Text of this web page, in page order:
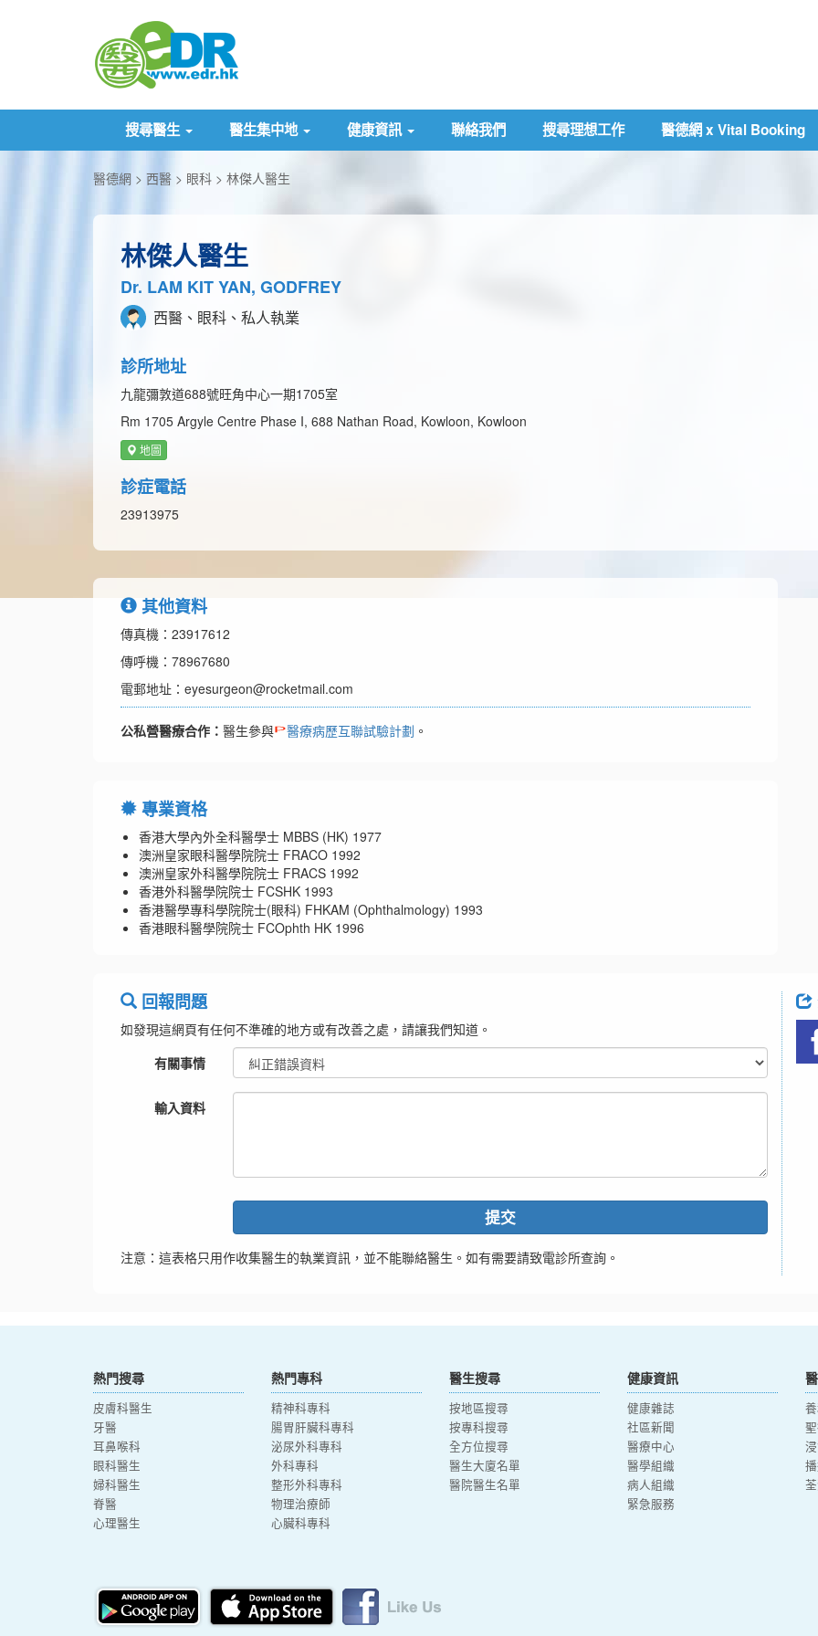
搜尋醫生 醫生集中地 健康資訊 聯絡我們 搜尋理想工作 醫德網 x Vital Booking
醫德網 西醫 眼科 林傑人醫生
林傑人醫生
Dr. LAM KIT YAN, GODFREY
西醫、眼科、私人執業
診所地址
九龍彌敦道688號旺角中心一期1705室
Rm 1705 Argyle Centre Phase I, 688 Nathan Road, Kowloon, Kowloon
地圖
診症電話
23913975
其他資料
傳真機：23917612
傳呼機：78967680
電郵地址：eyesurgeon@rocketmail.com
公私營醫療合作： 醫生參與 醫療病歷互聯試驗計劃 。
專業資格
香港大學內外全科醫學士 MBBS (HK) 1977
澳洲皇家眼科醫學院院士 FRACO 1992
澳洲皇家外科醫學院院士 FRACS 1992
香港外科醫學院院士 FCSHK 1993
香港醫學專科學院院士(眼科) FHKAM (Ophthalmology) 1993
香港眼科醫學院院士 FCOphth HK 1996
回報問題
如發現這網頁有任何不準確的地方或有改善之處，請讓我們知道。
有關事情
輸入資料
提交
注意：這表格只用作收集醫生的執業資訊，並不能聯絡醫生。如有需要請致電診所查詢。
熱門搜尋
皮膚科醫生
牙醫
耳鼻喉科
眼科醫生
婦科醫生
脊醫
心理醫生
熱門專科
精神科專科
腸胃肝臟科專科
泌尿外科專科
外科專科
整形外科專科
物理治療師
心臟科專科
醫生搜尋
按地區搜尋
按專科搜尋
全方位搜尋
醫生大廈名單
醫院醫生名單
健康資訊
健康雜誌
社區新聞
醫療中心
醫學組織
病人組織
緊急服務